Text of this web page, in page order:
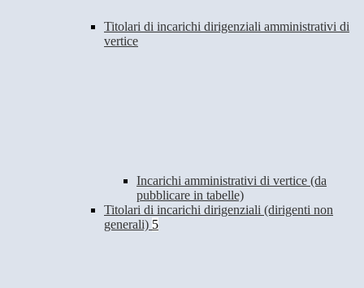
Titolari di incarichi dirigenziali amministrativi di
vertice
Incarichi amministrativi di vertice (da
pubblicare in tabelle)
Titolari di incarichi dirigenziali (dirigenti non
generali) 5